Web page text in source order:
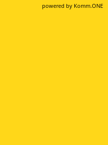
powered by Komm.ONE